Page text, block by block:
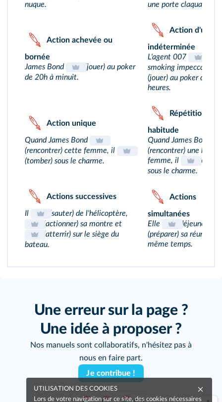
nuque.
une porte claqua.
Action achevée ou
bornée
James Bond
(jouer) au poker
de 20h à minuit.
Action d'une
indéterminée
L'agent 007
smoking impeccable,
(jouer) au poker
heures.
Action unique
Quand James Bond
(rencontrer) cette femme, il
(tomber) sous le charme.
Répétition,
habitude
Quand James Bond
(rencontrer) une belle
femme, il
sous le charme.
Actions successives
Il
(sauter) de l'hélicoptère,
(actionner) sa montre et
(atterrir) sur le siège du
bateau.
Actions
simultanées
Elle
(déjeuner) et
(préparer) sa réunion
même temps.
Une erreur sur la page ?
Une idée à proposer ?
Nos manuels sont collaboratifs, n'hésitez pas à
nous en faire part.
Je contribue !
UTILISATION DES COOKIES
Lors de votre navigation sur ce site, des cookies nécessaires